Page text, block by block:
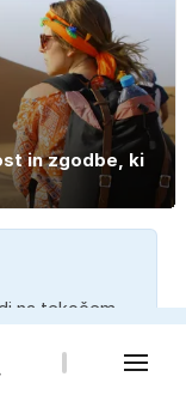
in zgodbe, ki
na tekočem.